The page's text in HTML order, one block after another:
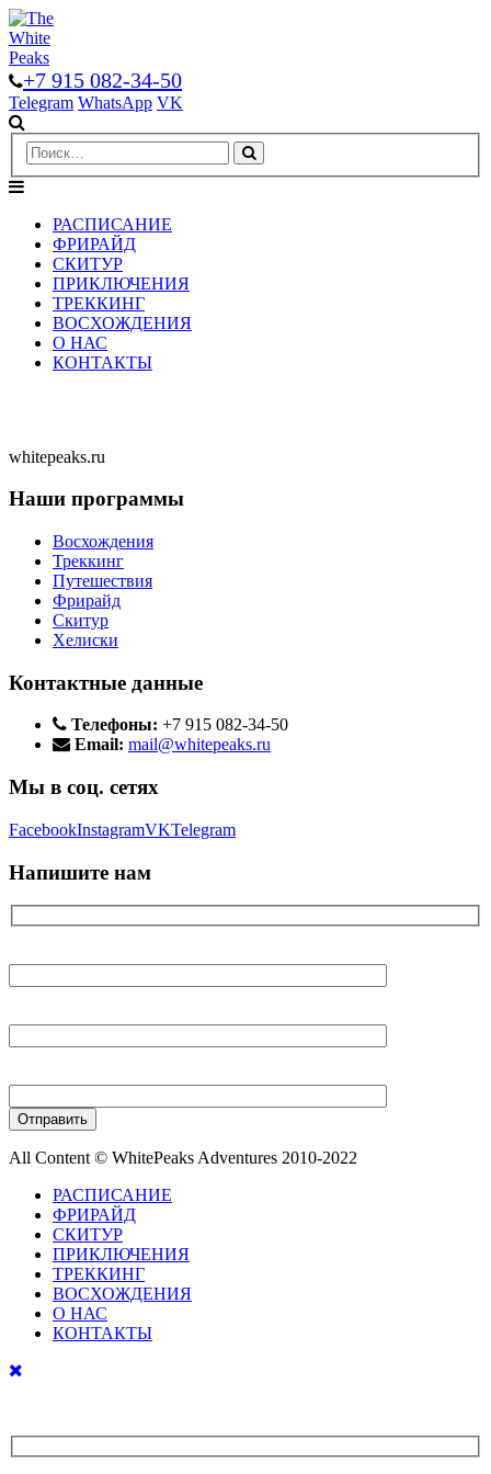
+7 915 082-34-50
Telegram WhatsApp VK
РАСПИСАНИЕ
ФРИРАЙД
СКИТУР
ПРИКЛЮЧЕНИЯ
ТРЕККИНГ
ВОСХОЖДЕНИЯ
О НАС
КОНТАКТЫ
whitepeaks.ru
Наши программы
Восхождения
Треккинг
Путешествия
Фрирайд
Скитур
Хелиски
Контактные данные
Телефоны: +7 915 082-34-50
Email: mail@whitepeaks.ru
Мы в соц. сетях
FacebookInstagramVKTelegram
Напишите нам
All Content © WhitePeaks Adventures 2010-2022
РАСПИСАНИЕ
ФРИРАЙД
СКИТУР
ПРИКЛЮЧЕНИЯ
ТРЕККИНГ
ВОСХОЖДЕНИЯ
О НАС
КОНТАКТЫ